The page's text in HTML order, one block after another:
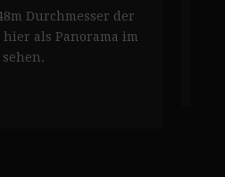
Durchmesser der
als Panorama im
sehen.